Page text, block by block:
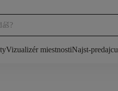
Vizualizér miestnostiNajst-predajcu